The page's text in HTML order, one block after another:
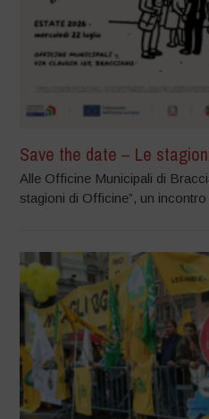
Save the date – Le
Alle Officine Municipali di
stagioni di Officine”, un